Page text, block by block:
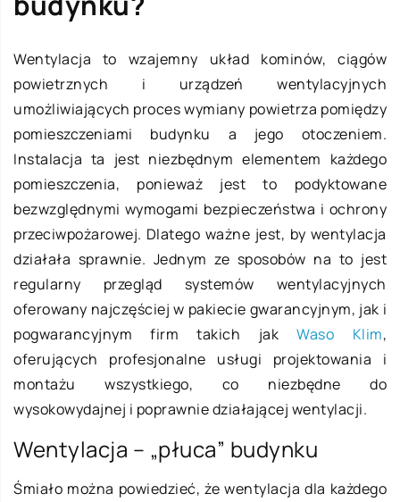
Wentylacja to wzajemny układ kominów, ciągów
powietrznych i urządzeń wentylacyjnych
umożliwiających proces wymiany powietrza pomiędzy
pomieszczeniami budynku a jego otoczeniem.
Instalacja ta jest niezbędnym elementem każdego
pomieszczenia, ponieważ jest to podyktowane
bezwzględnymi wymogami bezpieczeństwa i ochrony
przeciwpożarowej. Dlatego ważne jest, by wentylacja
działała sprawnie. Jednym ze sposobów na to jest
regularny przegląd systemów wentylacyjnych
oferowany najczęściej w pakiecie gwarancyjnym, jak i
pogwarancyjnym firm takich jakWaso Klim,
oferujących profesjonalne usługi projektowania i
montażu wszystkiego, co niezbędne do
wysokowydajnej i poprawnie działającej wentylacji.
Wentylacja – „płuca” budynku
Śmiało można powiedzieć, że wentylacja dla każdego